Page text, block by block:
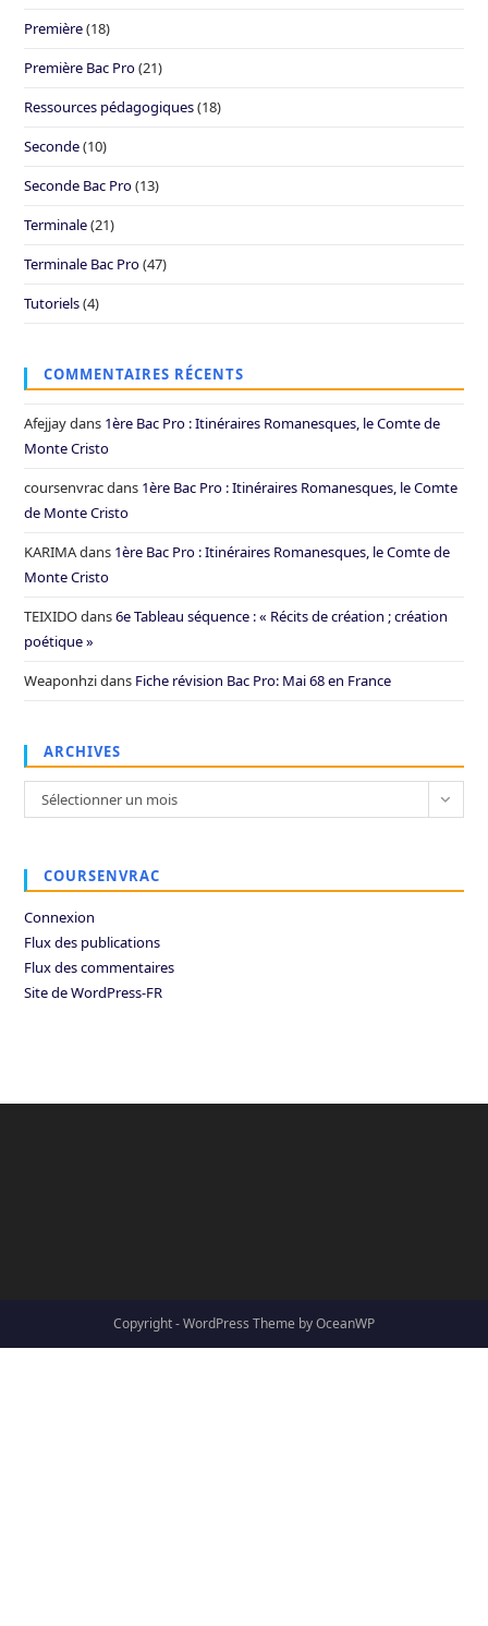
Première(18)
Première Bac Pro(21)
Ressources pédagogiques(18)
Seconde(10)
Seconde Bac Pro(13)
Terminale(21)
Terminale Bac Pro(47)
Tutoriels(4)
COMMENTAIRES RÉCENTS
Afejjaydans 1ère Bac Pro : Itinéraires Romanesques, le Comte de
Monte Cristo
coursenvracdans 1ère Bac Pro : Itinéraires Romanesques, le Comte
de Monte Cristo
KARIMAdans 1ère Bac Pro : Itinéraires Romanesques, le Comte de
Monte Cristo
TEIXIDOdans6e Tableau séquence : « Récits de création ; création
poétique »
Weaponhzidans Fiche révision Bac Pro: Mai 68 en France
ARCHIVES
Archives
Sélectionner un mois
COURSENVRAC
Connexion
Flux des publications
Flux des commentaires
Site de WordPress-FR
Copyright - WordPress Theme by OceanWP